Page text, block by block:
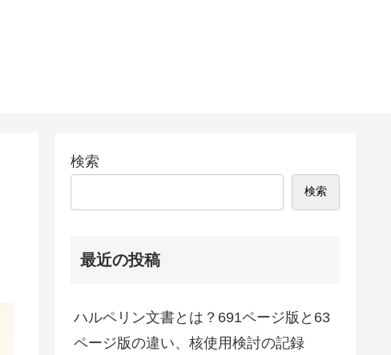
検索
検索
最近の投稿
ハルペリン文書とは？691ページ版と63
ページ版の違い、核使用検討の記録